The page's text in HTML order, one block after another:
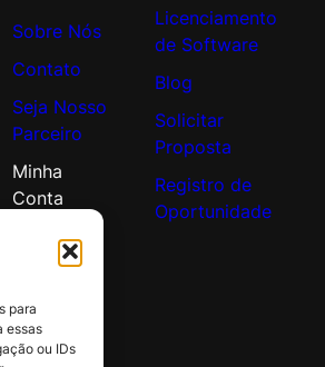
para
essas
ou IDs
Sobre Nós
Contato
Seja Nosso
Parceiro
Minha
Conta
Licenciamento
de Software
Blog
Solicitar
Proposta
Registro de
Oportunidade